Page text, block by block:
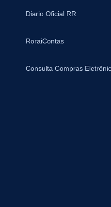
Diario Oficial RR
RoraiContas
Consulta Compras